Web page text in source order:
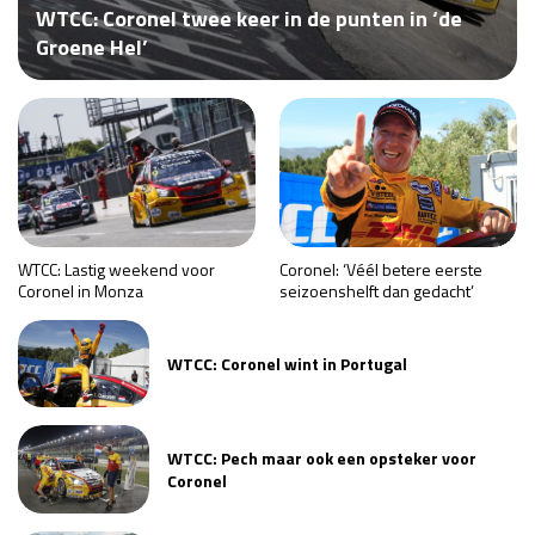
Race
za 13:00 - 15:00
GP VERENIGDE STATEN 2026 23 - 25 okt
Kwalificatie
za 23:00 - 00:00
Race
zo 21:00 - 23:00
GP MEXICO 2026
GP SÃO PAULO 2026 06 - 08 nov
Kwalificatie
Race
LAS VEGAS GRAND PRIX 2026
WTCC: Coronel twee keer in de punten in ‘de
Groene Hel’
WTCC: Lastig weekend voor
Coronel in Monza
Coronel: ‘Véél betere eerste
seizoenshelft dan gedacht’
WTCC: Coronel wint in Portugal
WTCC: Pech maar ook een opsteker voor
Coronel